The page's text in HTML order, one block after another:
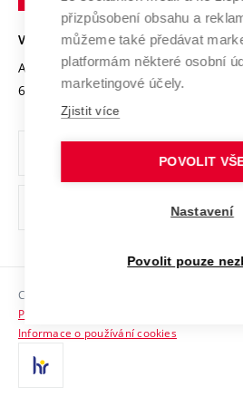
Open Science
Projekty
Projekty ze strukturálních fondů
Specifický výzkum
Univerzitní sítě
Bezpečná univerzita
Vyznamenání
Organizační struktura
Ochrana osobních údajů
odkaz)
Sociální bezpečí
HR Award
Kontakty
VYSOKÉ UČENÍ TECHNICKÉ V BRNĚ
Antonínská 548/1
602 00 Brno
www.vut.cz
vut@vutbr.cz
Copyright © 2026 VUT
Prohlášení o přístupnosti
Informace o používání cookies
přizpůsobení obsahu a
můžeme také předávat
platformám některé osobní
marketingové účely.
Zjistit více
POVOLIT
Nastavení
Povolit pouze